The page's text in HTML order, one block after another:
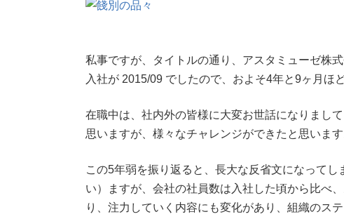
私事ですが、タイトルの通り、アスタミューゼ株
入社が 2015/09 でしたので、およそ4年と9ヶ月ほ
在職中は、社内外の皆様に大変お世話になりまし
思いますが、様々なチャレンジができたと思いま
この5年弱を振り返ると、長大な反省文になって
い）ますが、会社の社員数は入社した頃から比べ
り、注力していく内容にも変化があり、組織のス